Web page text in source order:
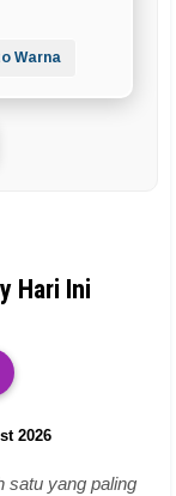
Warna
Hari Ini
2026
satu yang paling